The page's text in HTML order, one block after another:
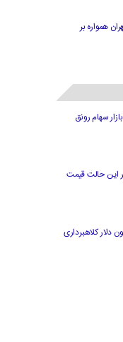
همواره بر
بورس تهران امروز ۱۲ مهر ۱۴۰۴| بازار سهام رونق
این حالت قیمت
ملی پرتغالی را با 580 میلیون دلار کلاهبرداری